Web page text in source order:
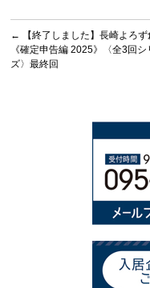
←
【終了しました】長崎よろ
《確定申告編 2025》〈全3回シ
ズ〉最終回